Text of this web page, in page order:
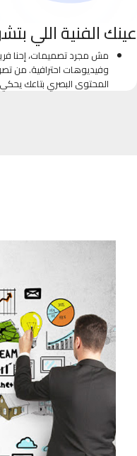
عينك الفنية اللي
مش مجرد تصميمات، إحنا
وفيديوهات احترافية. من
المحتوى البصري بتاعك